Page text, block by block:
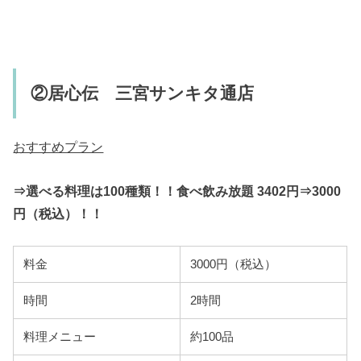
②居心伝 三宮サンキタ通店
おすすめプラン
⇒選べる料理は100種類！！食べ飲み放題 3402円⇒3000
円（税込）！！
料金 3000円（税込）
時間 2時間
料理メニュー 約100品